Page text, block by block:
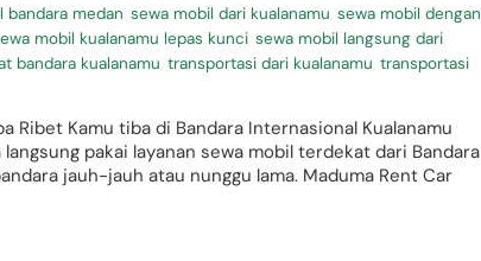
bandara medan sewa mobil dari kualanamu sewa mobil dengan
mobil kualanamu lepas kunci sewa mobil langsung dari
bandara kualanamu transportasi dari kualanamu transportasi
Ribet Kamu tiba di Bandara Internasional Kualanamu
pakai layanan sewa mobil terdekat dari Bandara
jauh-jauh atau nunggu lama. Maduma Rent Car